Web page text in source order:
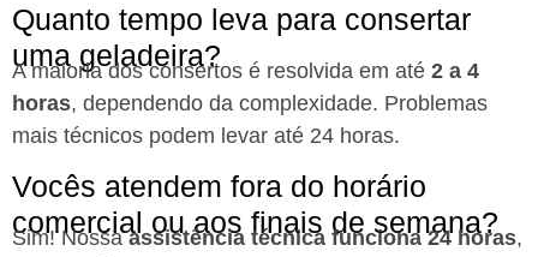
Quanto tempo leva para consertar
uma geladeira?
A maioria dos consertos é resolvida em até 2 a 4
horas, dependendo da complexidade. Problemas
mais técnicos podem levar até 24 horas.
Vocês atendem fora do horário
comercial ou aos finais de semana?
Sim! Nossaassistência técnica funciona 24 horas,